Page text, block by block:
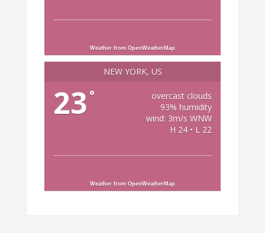
Weather from OpenWeatherMap
NEW YORK, US
23 °
overcast clouds
93% humidity
wind: 3m/s WNW
H 24 • L 22
Weather from OpenWeatherMap